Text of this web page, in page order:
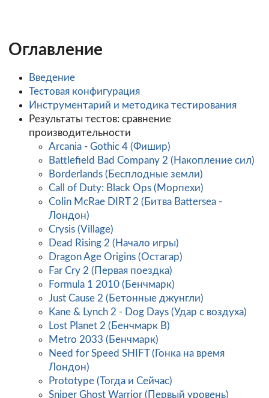
Оглавление
Введение
Тестовая конфигурация
Инструментарий и методика тестирования
Результаты тестов: сравнение
производительности
Arcania - Gothic 4 (Фишир)
Battlefield Bad Company 2 (Накопление сил)
Borderlands (Бесплодные земли)
Call of Duty: Black Ops (Морпехи)
Colin McRae DIRT 2 (Битва Battersea -
Лондон)
Crysis (Village)
Dead Rising 2 (Начало игры)
Dragon Age Origins (Остагар)
Far Cry 2 (Первая поездка)
Formula 1 2010 (Бенчмарк)
Just Cause 2 (Бетонные джунгли)
Kane & Lynch 2 - Dog Days (Удар с воздуха)
Lost Planet 2 (Бенчмарк B)
Metro 2033 (Бенчмарк)
Need for Speed SHIFT (Гонка на время
Лондон)
Prototype (Тогда и Сейчас)
Sniper Ghost Warrior (Первый уровень)